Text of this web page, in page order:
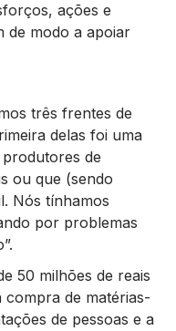
ações e
de modo a apoiar
três frentes de
delas foi uma
de
ou que (sendo
Nós tínhamos
por problemas
50 milhões de reais
de matérias-
de pessoas e a